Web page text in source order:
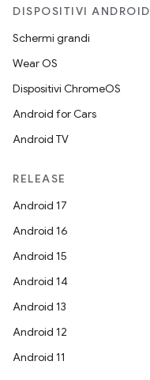
DISPOSITIVI ANDROID
Schermi grandi
Wear OS
Dispositivi ChromeOS
Android for Cars
Android TV
RELEASE
Android 17
Android 16
Android 15
Android 14
Android 13
Android 12
Android 11